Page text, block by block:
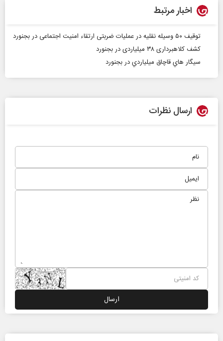
اخبار مرتبط
توقیف ۵۰ وسیله نقلیه در عملیات ضربتی ارتقاء امنیت اجتماعی در بجنورد
کشف کلاهبرداری ۳۸ میلیاردی در بجنورد
سيگار هاي قاچاق ميلياردي در بجنورد
ارسال نظرات